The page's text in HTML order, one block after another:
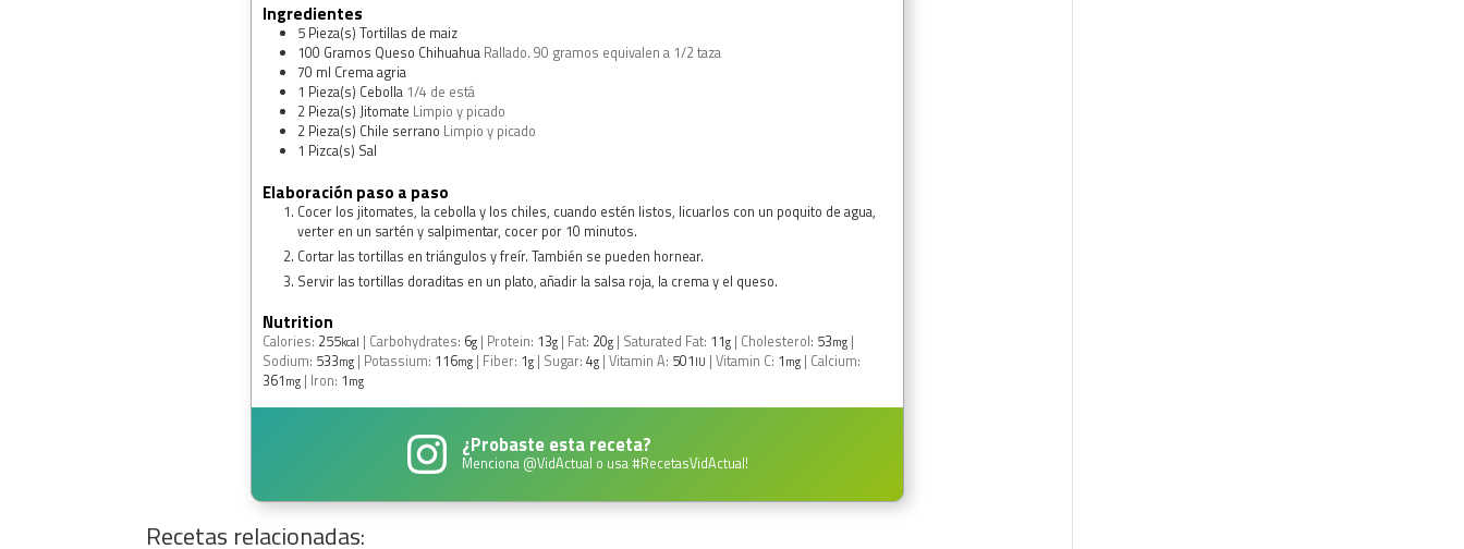
Ingredientes
5 Pieza(s) Tortillas de maiz
100 Gramos Queso Chihuahua Rallado. 90 gramos equivalen a 1/2 taza
70 ml Crema agria
1 Pieza(s) Cebolla 1/4 de está
2 Pieza(s) Jitomate Limpio y picado
2 Pieza(s) Chile serrano Limpio y picado
1 Pizca(s) Sal
Elaboración paso a paso
Cocer los jitomates, la cebolla y los chiles, cuando estén listos, licuarlos con un poquito de agua,
verter en un sartén y salpimentar, cocer por 10 minutos.
Cortar las tortillas en triángulos y freír. También se pueden hornear.
Servir las tortillas doraditas en un plato, añadir la salsa roja, la crema y el queso.
Nutrition
Calories: 255kcal | Carbohydrates: 6g | Protein: 13g | Fat: 20g | Saturated Fat: 11g | Cholesterol: 53mg |
Sodium: 533mg | Potassium: 116mg | Fiber: 1g | Sugar:4g |Vitamin A: 501IU |Vitamin C: 1mg | Calcium:
361mg | Iron: 1mg
¿Probaste esta receta?
Menciona @VidActual o usa#RecetasVidActual!
Recetas relacionadas: